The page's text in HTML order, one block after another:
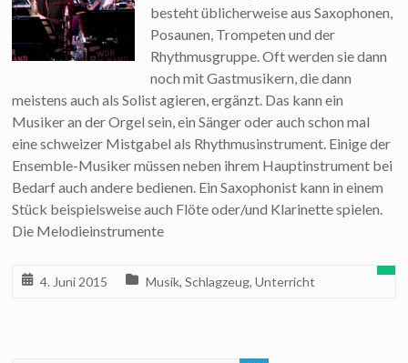
besteht üblicherweise aus Saxophonen,
Posaunen, Trompeten und der
Rhythmusgruppe. Oft werden sie dann
noch mit Gastmusikern, die dann
meistens auch als Solist agieren, ergänzt. Das kann ein
Musiker an der Orgel sein, ein Sänger oder auch schon mal
eine schweizer Mistgabel als Rhythmusinstrument. Einige der
Ensemble-Musiker müssen neben ihrem Hauptinstrument bei
Bedarf auch andere bedienen. Ein Saxophonist kann in einem
Stück beispielsweise auch Flöte oder/und Klarinette spielen.
Die Melodieinstrumente
4. Juni 2015 Musik,Schlagzeug,Unterricht